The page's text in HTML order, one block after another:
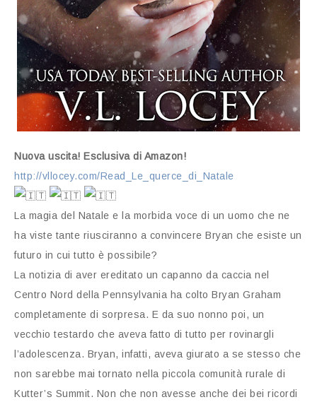
Nuova uscita! Esclusiva di Amazon!
http://vllocey.com/Read_Le_querce_di_Natale
La magia del Natale e la morbida voce di un uomo che ne
ha viste tante riusciranno a convincere Bryan che esiste un
futuro in cui tutto è possibile?
La notizia di aver ereditato un capanno da caccia nel
Centro Nord della Pennsylvania ha colto Bryan Graham
completamente di sorpresa. E da suo nonno poi, un
vecchio testardo che aveva fatto di tutto per rovinargli
l’adolescenza. Bryan, infatti, aveva giurato a se stesso che
non sarebbe mai tornato nella piccola comunità rurale di
Kutter’s Summit. Non che non avesse anche dei bei ricordi